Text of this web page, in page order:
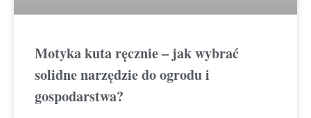
Motyka kuta ręcznie – jak wybrać
solidne narzędzie do ogrodu i
gospodarstwa?